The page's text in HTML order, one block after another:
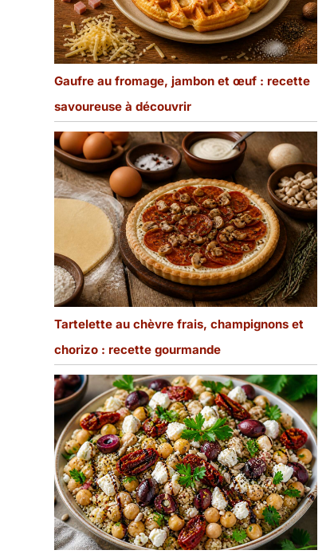
Gaufre au fromage, jambon et œuf : recette
savoureuse à découvrir
Tartelette au chèvre frais, champignons et
chorizo : recette gourmande